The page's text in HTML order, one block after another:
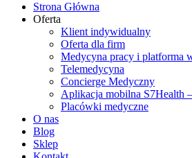
Strona Główna
Oferta
Klient indywidualny
Oferta dla firm
Medycyna pracy i platforma
Telemedycyna
Concierge Medyczny
Aplikacja mobilna S7Health
Placówki medyczne
O nas
Blog
Sklep